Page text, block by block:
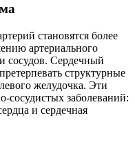
становятся более
артериального
сосудов. Сердечный
структурные
желудочка. Эти
сосудистых заболеваний:
и сердечная